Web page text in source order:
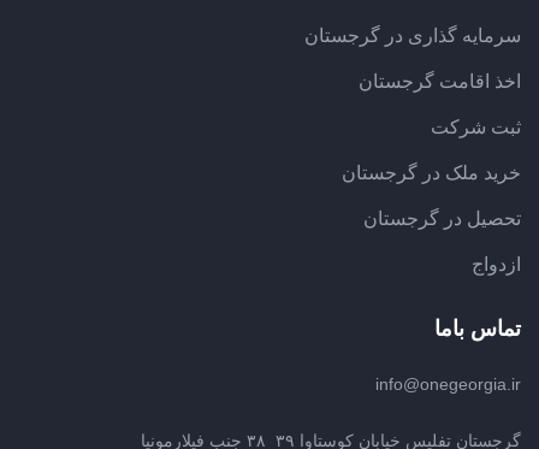
سرمایه گذاری در گرجستان
اخذ اقامت گرجستان
ثبت شرکت
خرید ملک در گرجستان
تحصیل در گرجستان
ازدواج
تماس باما
info@onegeorgia.ir
گرجستان تفلیس خیابان کوستاوا ۳۹_۳۸ جنب فیلارمونیا